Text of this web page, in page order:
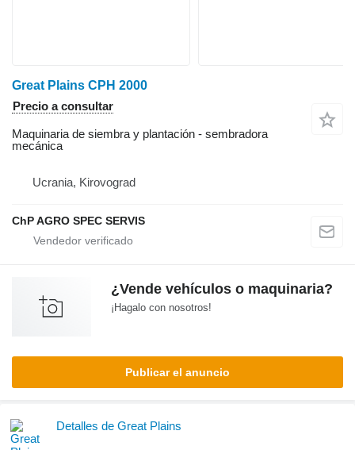
Great Plains CPH 2000
Precio a consultar
Maquinaria de siembra y plantación - sembradora
mecánica
Ucrania, Kirovograd
ChP AGRO SPEC SERVIS
¿Vende vehículos o maquinaria?
¡Hagalo con nosotros!
Publicar el anuncio
Detalles de Great Plains